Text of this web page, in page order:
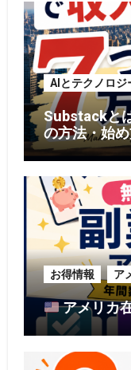
AIとテクノロジ
Substackと
の方法・始
お得情報 ア
アメリカ